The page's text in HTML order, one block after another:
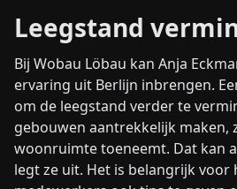
Leegstand
Bij Wobau Löbau kan Anja
ervaring uit Berlijn inbrengen.
om de leegstand verder te
gebouwen aantrekkelijk maken,
woonruimte toeneemt. Dat kan
legt ze uit. Het is belangrijk voor